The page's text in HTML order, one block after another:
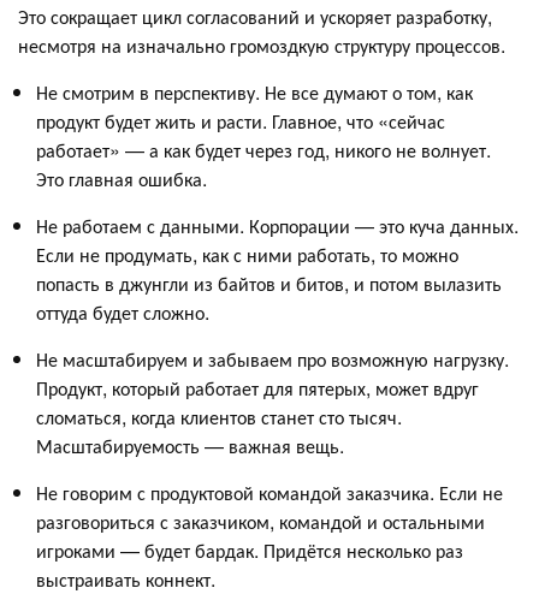
Это сокращает цикл согласований и ускоряет разработку,
несмотря на изначально громоздкую структуру процессов.
Не смотрим в перспективу. Не все думают о том, как
продукт будет жить и расти. Главное, что «сейчас
работает» — а как будет через год, никого не волнует.
Это главная ошибка.
Не работаем с данными. Корпорации — это куча данных.
Если не продумать, как с ними работать, то можно
попасть в джунгли из байтов и битов, и потом вылазить
оттуда будет сложно.
Не масштабируем и забываем про возможную нагрузку.
Продукт, который работает для пятерых, может вдруг
сломаться, когда клиентов станет сто тысяч.
Масштабируемость — важная вещь.
Не говорим с продуктовой командой заказчика. Если не
разговориться с заказчиком, командой и остальными
игроками — будет бардак. Придётся несколько раз
выстраивать коннект.